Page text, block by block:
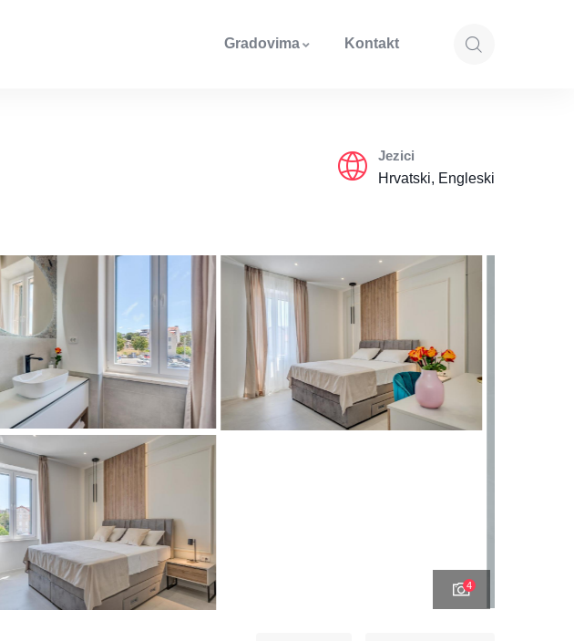
Gradovima Kontakt
Jezici
Hrvatski, Engleski
4